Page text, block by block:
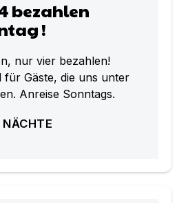
bezahlen
!
nur vier bezahlen!
für Gäste, die uns unter
Anreise Sonntags.
NÄCHTE